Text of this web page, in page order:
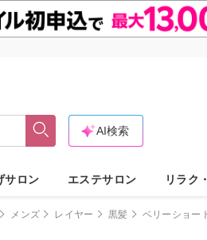
AI検索
サロン エステサロン リラク
メンズ レイヤー 黒髪 ベリーショー